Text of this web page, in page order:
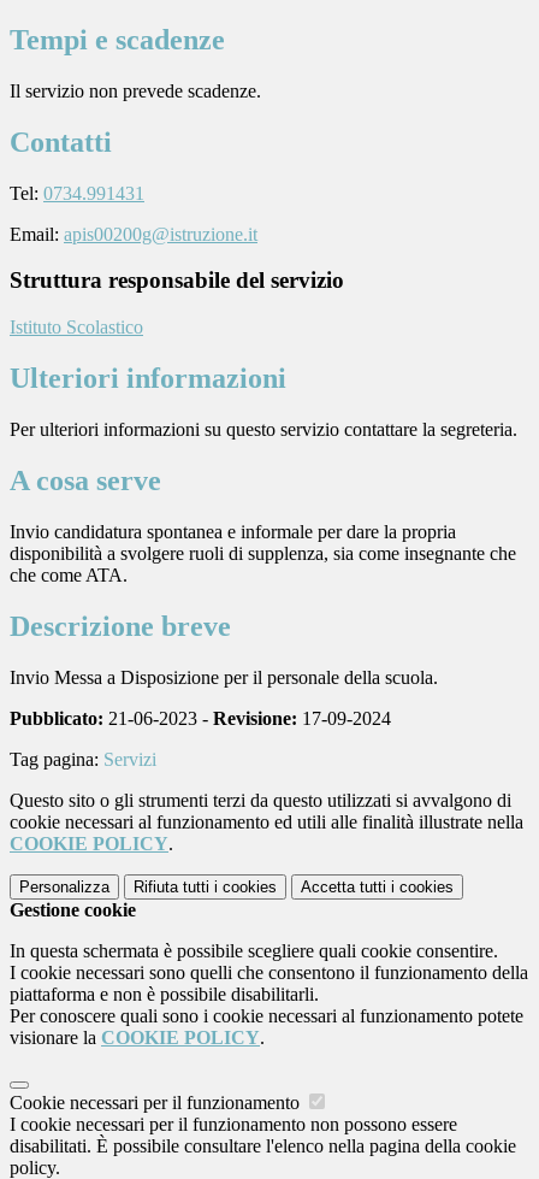
Tempi e scadenze
Il servizio non prevede scadenze.
Contatti
Tel: 0734.991431
Email: apis00200g@istruzione.it
Struttura responsabile del servizio
Istituto Scolastico
Ulteriori informazioni
Per ulteriori informazioni su questo servizio contattare la segreteria.
A cosa serve
Invio candidatura spontanea e informale per dare la propria
disponibilità a svolgere ruoli di supplenza, sia come insegnante che
che come ATA.
Descrizione breve
Invio Messa a Disposizione per il personale della scuola.
Pubblicato: 21-06-2023 - Revisione: 17-09-2024
Tag pagina: Servizi
Questo sito o gli strumenti terzi da questo utilizzati si avvalgono di
cookie necessari al funzionamento ed utili alle finalità illustrate nella
COOKIE POLICY.
Personalizza Rifiuta tutti i cookies Accetta tutti i cookies
Gestione cookie
In questa schermata è possibile scegliere quali cookie consentire.
I cookie necessari sono quelli che consentono il funzionamento della
piattaforma e non è possibile disabilitarli.
Per conoscere quali sono i cookie necessari al funzionamento potete
visionare la COOKIE POLICY.
Cookie necessari per il funzionamento
I cookie necessari per il funzionamento non possono essere
disabilitati. È possibile consultare l'elenco nella pagina della cookie
policy.